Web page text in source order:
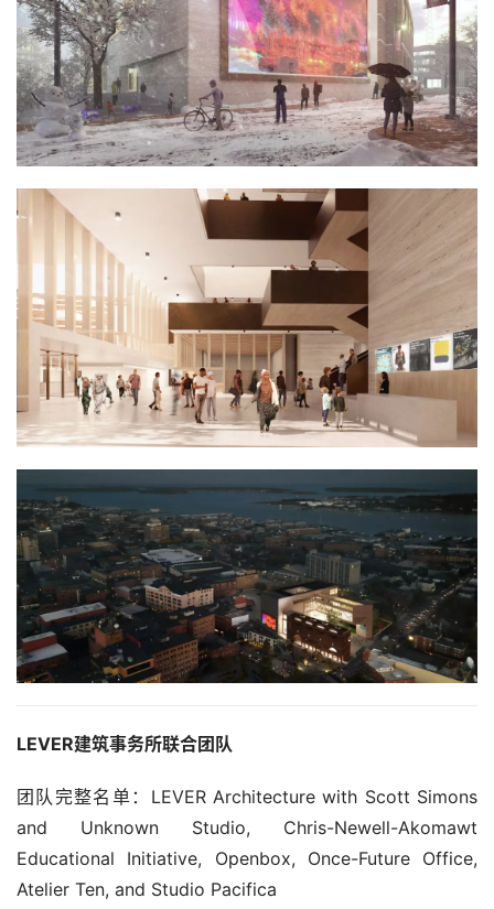
LEVER建筑事务所联合团队
团队完整名单：LEVER Architecture with Scott Simons
and Unknown Studio, Chris-Newell-Akomawt
Educational Initiative, Openbox, Once-Future Office,
Atelier Ten, and Studio Pacifica